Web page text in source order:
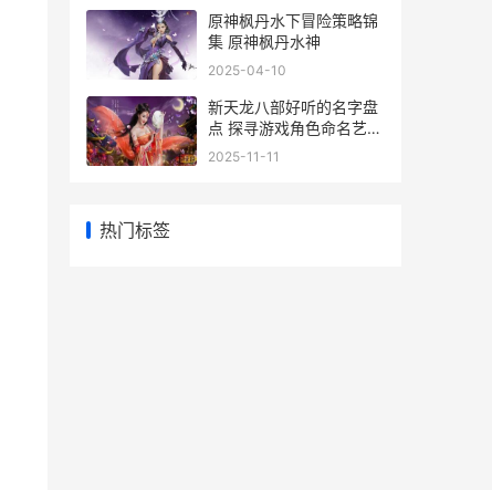
原神枫丹水下冒险策略锦
集 原神枫丹水神
2025-04-10
新天龙八部好听的名字盘
点 探寻游戏角色命名艺术
与魅力
2025-11-11
热门标签